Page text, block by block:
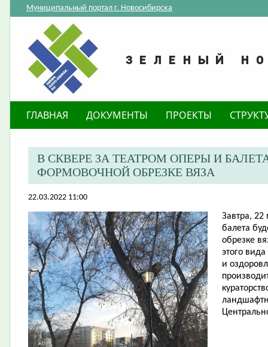
Муниципальный портал г. Новосибирска
ГЛАВНАЯ ДОКУМЕНТЫ ПРОЕКТЫ
В СКВЕРЕ ЗА ТЕАТРОМ ОПЕРЫ И
ФОРМОВОЧНОЙ ОБРЕЗКЕ ВЯЗА
22.03.2022 11:00
Завтра, 22
балета
обрезке
этого
и